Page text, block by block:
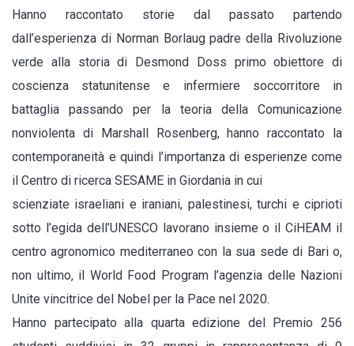
Hanno raccontato storie dal passato partendo
dall’esperienza di Norman Borlaug padre della Rivoluzione
verde alla storia di Desmond Doss primo obiettore di
coscienza statunitense e infermiere soccorritore in
battaglia passando per la teoria della Comunicazione
nonviolenta di Marshall Rosenberg, hanno raccontato la
contemporaneità e quindi l’importanza di esperienze come
il Centro di ricerca SESAME in Giordania in cui
scienziate israeliani e iraniani, palestinesi, turchi e ciprioti
sotto l’egida dell’UNESCO lavorano insieme o il CiHEAM il
centro agronomico mediterraneo con la sua sede di Bari o,
non ultimo, il World Food Program l’agenzia delle Nazioni
Unite vincitrice del Nobel per la Pace nel 2020.
Hanno partecipato alla quarta edizione del Premio 256